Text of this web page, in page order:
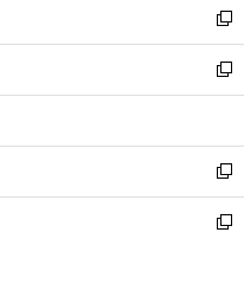
く
で
開
く
ド
ウ
で
開
ィ
ン
ド
ウ
開
く
い
ウ
ィ
ン
ウ
で
開
く
新
し
い
ウ
ン
ド
ウ
で
新
し
ウ
ィ
ン
ド
新
し
い
新